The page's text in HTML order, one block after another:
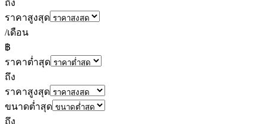
ถึง
ราคาสูงสุด
/เดือน
฿
ราคาต่ำสุด
ถึง
ราคาสูงสุด
ขนาดต่ำสุด
ถึง